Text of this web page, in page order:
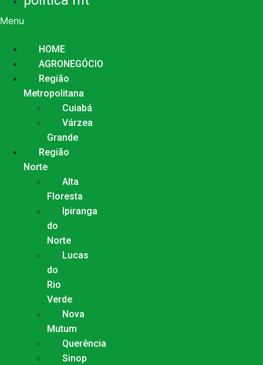
Menu
HOME
AGRONEGÓCIO
Região
Metropolitana
Cuiabá
Várzea
Grande
Região
Norte
Alta
Floresta
Ipiranga
do
Norte
Lucas
do
Rio
Verde
Nova
Mutum
Querência
Sinop